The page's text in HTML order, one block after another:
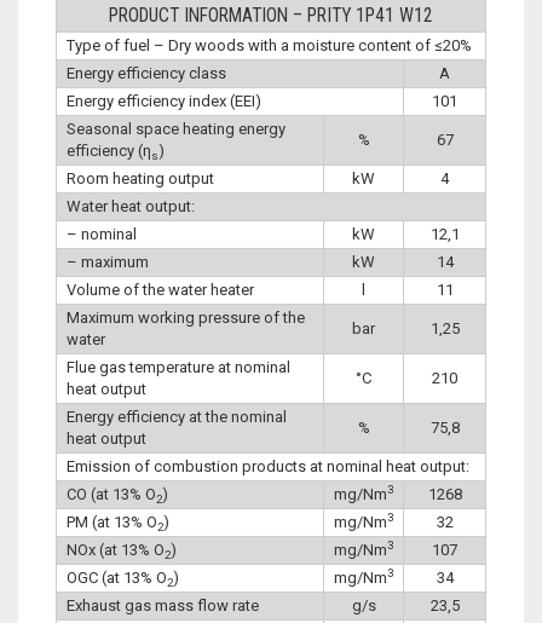
PRODUCT INFORMATION – PRITY 1P41 W12
Type of fuel – Dry woods with a moisture content of ≤20%
Energy efficiency class
A
Energy efficiency index (EEI)
101
Seasonal space heating energy
efficiency (ηs)
% 67
Room heating output kW
4
Water heat output:
– nominal
kW
12,1
– maximum
kW
14
Volume of the water heater
11
Maximum working pressure of the
water
bar 1,25
Flue gas temperature at nominal
heat output
°C 210
Energy efficiency at the nominal
heat output
% 75,8
Emission of combustion products at nominal heat output:
CO (at 13% O2) mg/Nm3
1268
PM (at 13% O2) mg/Nm3
32
NOx (at 13% O2) mg/Nm3
107
OGC (at 13% O2) mg/Nm3
34
Exhaust gas mass flow rate
g/s
23,5